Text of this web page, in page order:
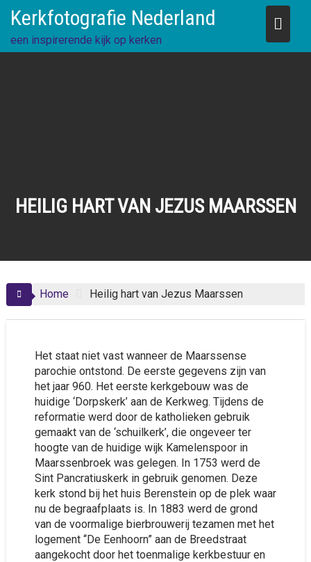
content
Kerkfotografie Nederland
een inspirerende kijk op kerken
HEILIG HART VAN JEZUS MAARSSEN
Home Heilig hart van Jezus Maarssen
Het staat niet vast wanneer de Maarssense
parochie ontstond. De eerste gegevens zijn van
het jaar 960. Het eerste kerkgebouw was de
huidige ‘Dorpskerk’ aan de Kerkweg. Tijdens de
reformatie werd door de katholieken gebruik
gemaakt van de ‘schuilkerk’, die ongeveer ter
hoogte van de huidige wijk Kamelenspoor in
Maarssenbroek was gelegen. In 1753 werd de
Sint Pancratiuskerk in gebruik genomen. Deze
kerk stond bij het huis Berenstein op de plek waar
nu de begraafplaats is. In 1883 werd de grond
van de voormalige bierbrouwerij tezamen met het
logement “De Eenhoorn” aan de Breedstraat
aangekocht door het toenmalige kerkbestuur en